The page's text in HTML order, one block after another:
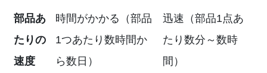
部品あ
たりの
速度
時間がかかる（部品
1つあたり数時間か
ら数日）
迅速（部品1点あ
たり数分～数時
間）